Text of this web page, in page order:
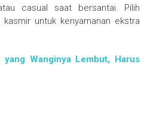
casual saat bersantai. Pilih
untuk kenyamanan ekstra
yang Wanginya Lembut, Harus